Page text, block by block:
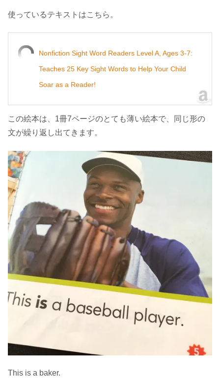
使っているテキストはこちら。
Nonfiction Sight Word Readers Level A, Ages 3-7:
Teaches 25 Key Sight Words to Help Your Child
Soar as a Reader!
この絵本は、1冊7ページのとても薄い絵本で、同じ形の
文が繰り返し出てきます。
This is a baker.